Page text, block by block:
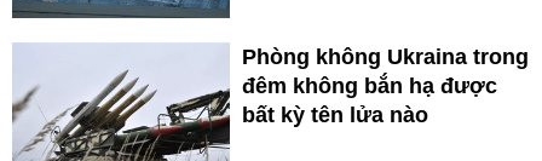
Phòng không Ukraina trong
đêm không bắn hạ được
bất kỳ tên lửa nào